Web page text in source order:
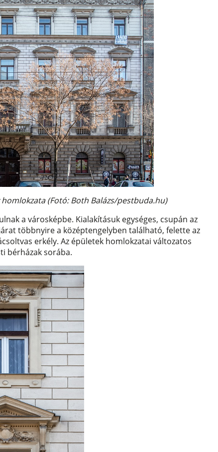
(Fotó: Both Balázs/pestbuda.hu)
a városképbe. Kialakításuk egységes, csupán az
többnyire a középtengelyben található, felette az
erkély. Az épületek homlokzatai változatos
bérházak sorába.